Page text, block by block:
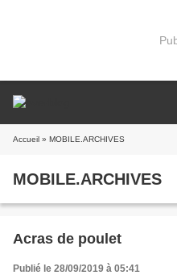
Accueil » MOBILE.ARCHIVES
MOBILE.ARCHIVES
Acras de poulet
Publié le 28/09/2019 à 05:41